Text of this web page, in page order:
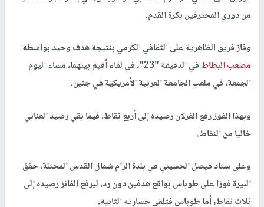
من دوري المحترفين بكرة القدم.
وفاز فريق الظاهرية على الثقافي الكرمي بنتيجة هدف وحيد بواسطة
مصعب البطاط
في الدقيقة "23"، في لقاء أقيم بينهما، مساء اليوم
الجمعة، في ملعب الجامعة العربية الأمريكية في جنين.
وبهذا الفوز رفع الغزلان رصيده إلى أربع نقاط، فيما بقي رصيد العنابي
خاليا من النقاط.
وعلى ستاد فيصل الحسيني في بلدة الرام شمال القدس المحتلة، حقق
البيرة فوزا على طوباس بواقع هدفين دون رد، ليرفع الفائز رصيده إلى
ثلاث نقاط، أما طوباس فتلقى خسارته الثانية.